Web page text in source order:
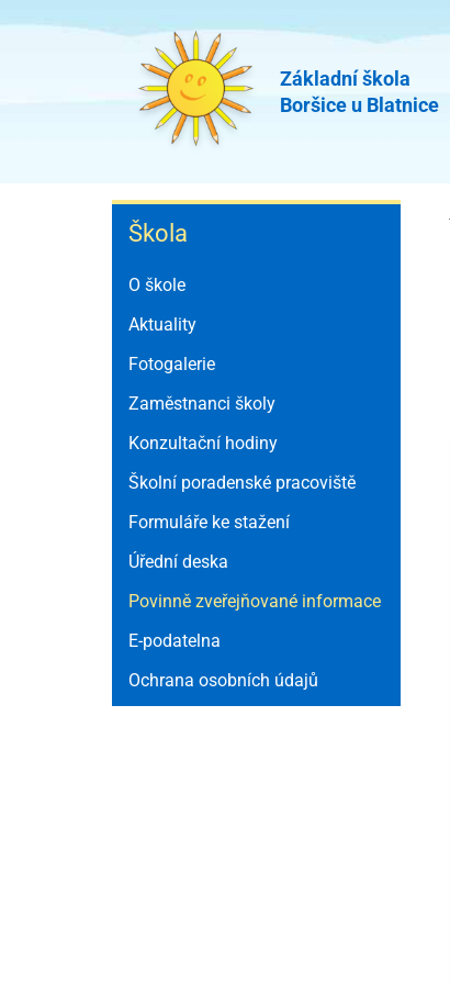
Základní škola
Boršice u Blatnice
Škola
Škola
O škole
Aktuality
Fotogalerie
Zaměstnanci školy
Konzultační hodiny
Školní poradenské pracoviště
Formuláře ke stažení
Úřední deska
Povinně zveřejňované informace
E-podatelna
Ochrana osobních údajů